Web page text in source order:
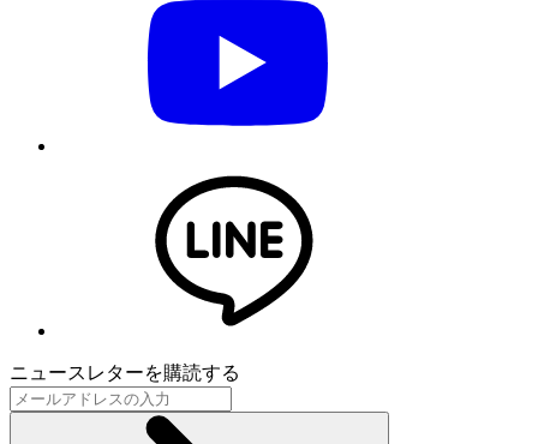
ニュースレターを購読する